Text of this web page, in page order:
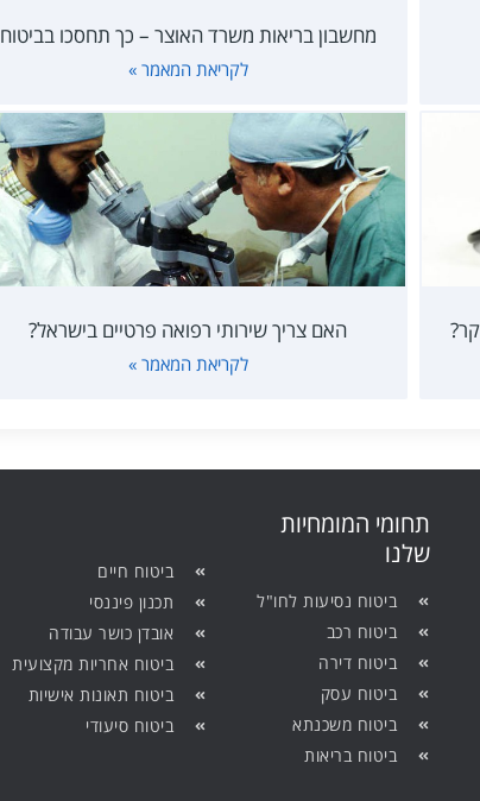
מחשבון בריאות משרד האוצר – כך תחסכו בביטוח
לקריאת המאמר »
האם צריך שירותי רפואה פרטיים בישראל?
לקריאת המאמר »
תחומי המומחיות
שלנו
ביטוח נסיעות לחו"ל
ביטוח רכב
ביטוח דירה
ביטוח עסק
ביטוח משכנתא
ביטוח בריאות
ביטוח חיים
תכנון פיננסי
אובדן כושר עבודה
ביטוח אחריות מקצועית
ביטוח תאונות אישיות
ביטוח סיעודי